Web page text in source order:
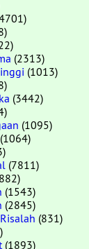
(2313)
(1013)
(3442)
(1095)
(7811)
(1543)
(2845)
(831)
(1893)